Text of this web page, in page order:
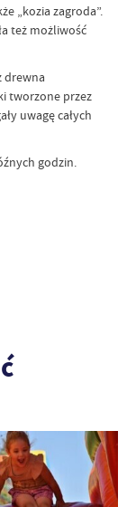
„kozia zagroda”.
też możliwość
tworzone przez
uwagę całych
godzin.